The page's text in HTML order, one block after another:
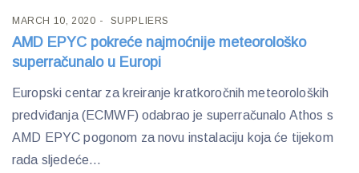
MARCH 10, 2020 SUPPLIERS
AMD EPYC pokreće najmoćnije meteorološko
superračunalo u Europi
Europski centar za kreiranje kratkoročnih meteoroloških
predviđanja (ECMWF) odabrao je superračunalo Athos s
AMD EPYC pogonom za novu instalaciju koja će tijekom
rada sljedeće...